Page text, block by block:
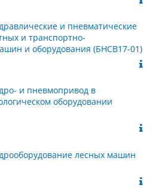
и пневматические
и транспортно-
и оборудования (БНСВ17-01)
и пневмопривод в
оборудовании
лесных машин